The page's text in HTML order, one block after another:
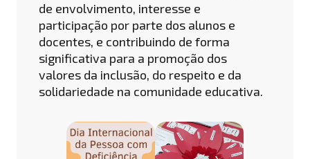
de envolvimento, interesse e
participação por parte dos alunos e
docentes, e contribuindo de forma
significativa para a promoção dos
valores da inclusão, do respeito e da
solidariedade na comunidade educativa.